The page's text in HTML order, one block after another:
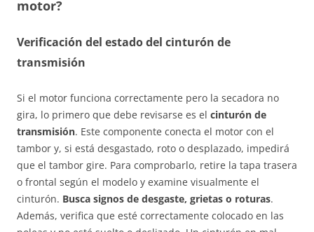
motor?
Verificación del estado del cinturón de
transmisión
Si el motor funciona correctamente pero la secadora no
gira, lo primero que debe revisarse es el cinturón de
transmisión. Este componente conecta el motor con el
tambor y, si está desgastado, roto o desplazado, impedirá
que el tambor gire. Para comprobarlo, retire la tapa trasera
o frontal según el modelo y examine visualmente el
cinturón. Busca signos de desgaste, grietas o roturas.
Además, verifica que esté correctamente colocado en las